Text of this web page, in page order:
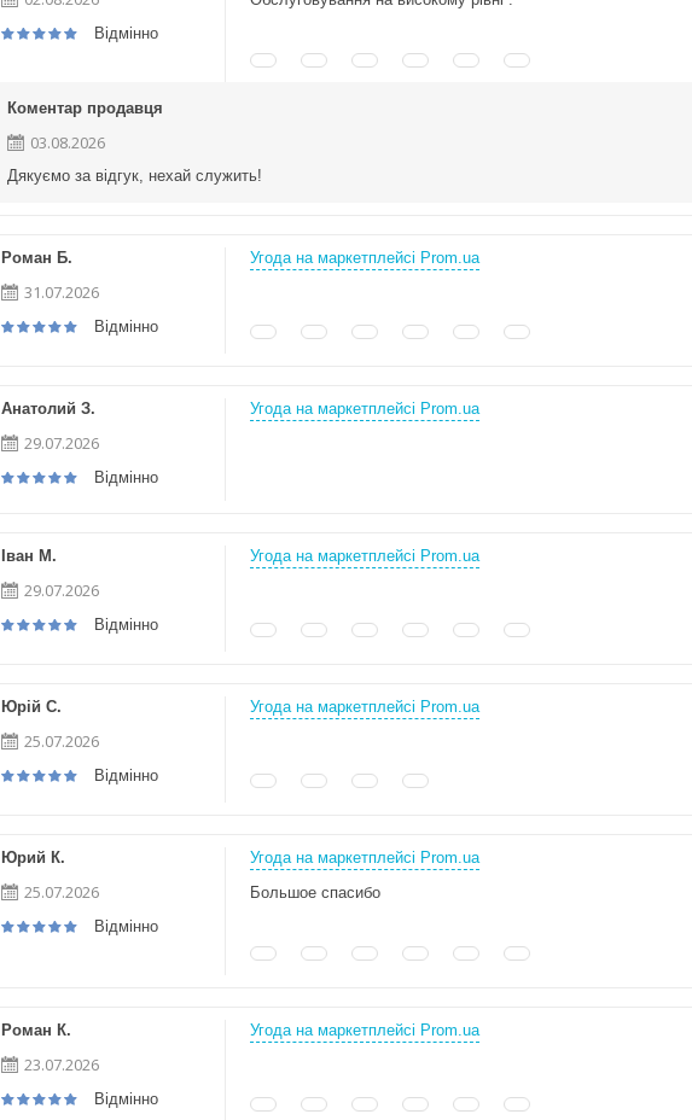
Відмінно
Коментар продавця
03.08.2026
Дякуємо за відгук, нехай служить!
Роман Б.
31.07.2026
Відмінно
Угода на маркетплейсі Prom.ua
Анатолий З.
29.07.2026
Відмінно
Угода на маркетплейсі Prom.ua
Іван М.
29.07.2026
Відмінно
Угода на маркетплейсі Prom.ua
Юрій С.
25.07.2026
Відмінно
Угода на маркетплейсі Prom.ua
Юрий К.
25.07.2026
Відмінно
Угода на маркетплейсі Prom.ua
Большое спасибо
Роман К.
23.07.2026
Відмінно
Угода на маркетплейсі Prom.ua